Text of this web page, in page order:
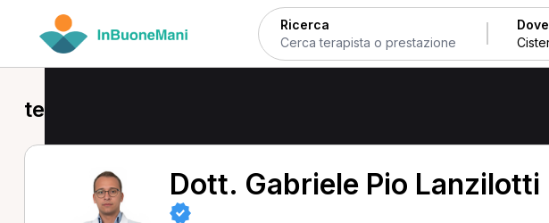
Ricerca Dove
tecarterapia a Cisternino
Dott. Gabriele Pio Lanzilotti